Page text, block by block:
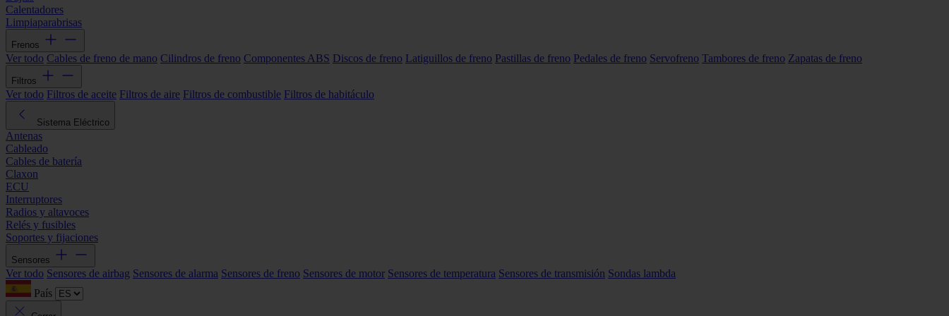
Calentadores
Limpiaparabrisas
Frenos
Ver todo Cables de freno de mano Cilindros de freno Componentes ABS Discos de freno Latiguillos de freno Pastillas de freno Pedales de freno Servofreno Tambores de freno Zapatas de freno
Filtros
Ver todo Filtros de aceite Filtros de aire Filtros de combustible Filtros de habitáculo
Sistema Eléctrico
Antenas
Cableado
Cables de batería
Claxon
ECU
Interruptores
Radios y altavoces
Relés y fusibles
Soportes y fijaciones
Sensores
Ver todo Sensores de airbag Sensores de alarma Sensores de freno Sensores de motor Sensores de temperatura Sensores de transmisión Sondas lambda
País